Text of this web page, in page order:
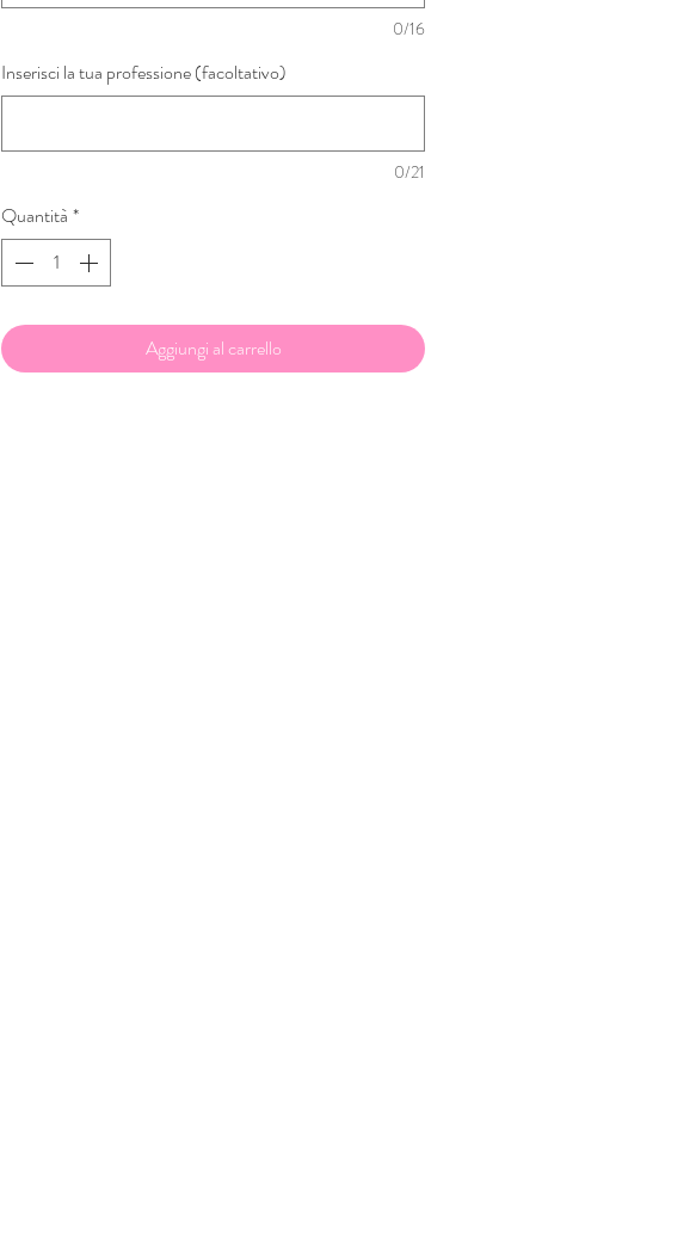
0/16
Inserisci la tua professione (facoltativo)
0/21
Quantità *
Aggiungi al carrello